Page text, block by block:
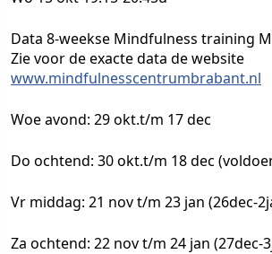
Data 8-weekse Mindfulness training
Zie voor de exacte data de website
www.mindfulnesscentrumbrabant.nl
Woe avond: 29 okt.t/m 17 dec
Do ochtend: 30 okt.t/m 18 dec
Vr middag: 21 nov t/m 23 jan (26dec-
Za ochtend: 22 nov t/m 24 jan (27dec-